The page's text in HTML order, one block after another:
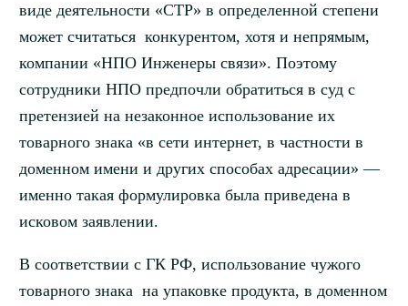
виде деятельности «СТР» в определенной степени
может считаться конкурентом, хотя и непрямым,
компании «НПО Инженеры связи». Поэтому
сотрудники НПО предпочли обратиться в суд с
претензией на незаконное использование их
товарного знака «в сети интернет, в частности в
доменном имени и других способах адресации» —
именно такая формулировка была приведена в
исковом заявлении.
В соответствии с ГК РФ, использование чужого
товарного знака на упаковке продукта, в доменном